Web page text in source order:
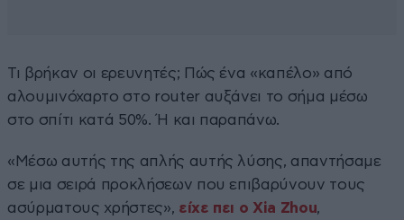
Τι βρήκαν οι ερευνητές; Πώς ένα «καπέλο» από
αλουμινόχαρτο στο router αυξάνει το σήμα μέσω
στο σπίτι κατά 50%. Ή και παραπάνω.
«Μέσω αυτής της απλής αυτής λύσης, απαντήσαμε
σε μια σειρά προκλήσεων που επιβαρύνουν τους
ασύρματους χρήστες», είχε πει ο Xia Zhou,